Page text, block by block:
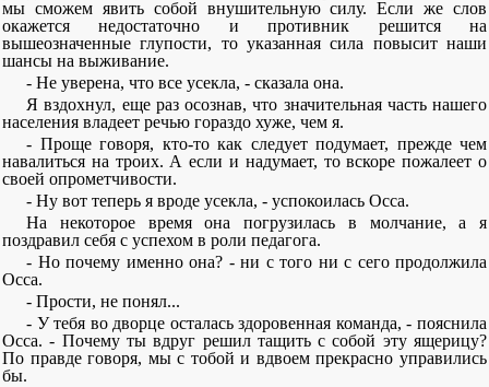
мы сможем явить собой внушительную силу. Если же слов
окажется недостаточно и противник решится на
вышеозначенные глупости, то указанная сила повысит наши
шансы на выживание.
- Не уверена, что все усекла, - сказала она.
Я вздохнул, еще раз осознав, что значительная часть нашего
населения владеет речью гораздо хуже, чем я.
- Проще говоря, кто-то как следует подумает, прежде чем
навалиться на троих. А если и надумает, то вскоре пожалеет о
своей опрометчивости.
- Ну вот теперь я вроде усекла, - успокоилась Осса.
На некоторое время она погрузилась в молчание, а я
поздравил себя с успехом в роли педагога.
- Но почему именно она? - ни с того ни с сего продолжила
Осса.
- Прости, не понял...
- У тебя во дворце осталась здоровенная команда, - пояснила
Осса. - Почему ты вдруг решил тащить с собой эту ящерицу?
По правде говоря, мы с тобой и вдвоем прекрасно управились
бы.